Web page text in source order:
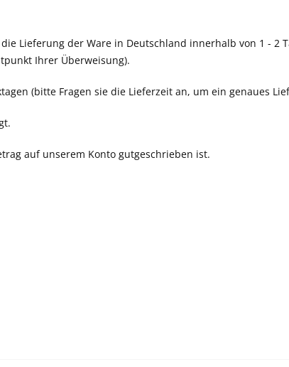
Lieferung der Ware in Deutschland innerhalb von 1 - 2
Ihrer Überweisung).
(bitte Fragen sie die Lieferzeit an, um ein genaues
auf unserem Konto gutgeschrieben ist.